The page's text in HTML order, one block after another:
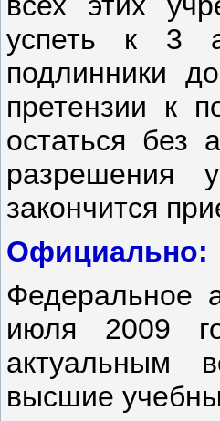
успеть к 3
подлинники
претензии к
остаться без
разрешения
закончится
Официально:
Федеральное
июля 2009
актуальным
высшие